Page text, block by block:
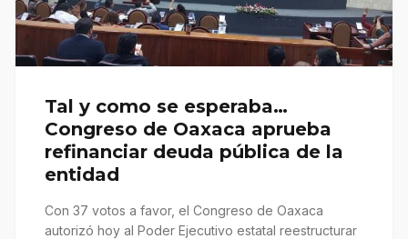
Tal y como se esperaba…
Congreso de Oaxaca aprueba
refinanciar deuda pública de la
entidad
Con 37 votos a favor, el Congreso de Oaxaca
autorizó hoy al Poder Ejecutivo estatal reestructurar